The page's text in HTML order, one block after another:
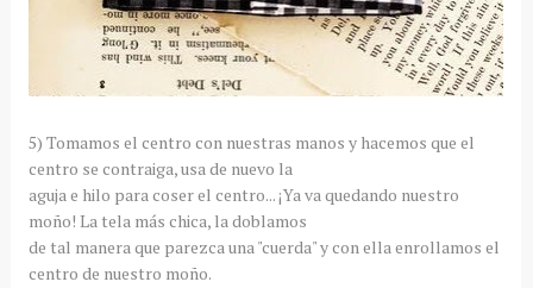
5) Tomamos el centro con nuestras manos y hacemos que el
centro se contraiga, usa de nuevo la
aguja e hilo para coser el centro... ¡Ya va quedando nuestro
moño! La tela más chica, la doblamos
de tal manera que parezca una "cuerda" y con ella enrollamos el
centro de nuestro moño.